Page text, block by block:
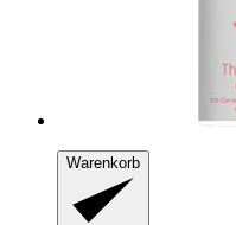
Warenkorb